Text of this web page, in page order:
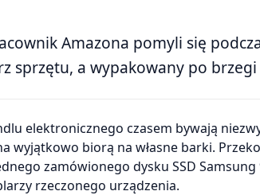
Amazona pomyli się
sprzętu, a wypakowany po
wyjątkowo biorą na własne barki.
zamówionego dysku SSD Samsung
rzeczonego urządzenia.